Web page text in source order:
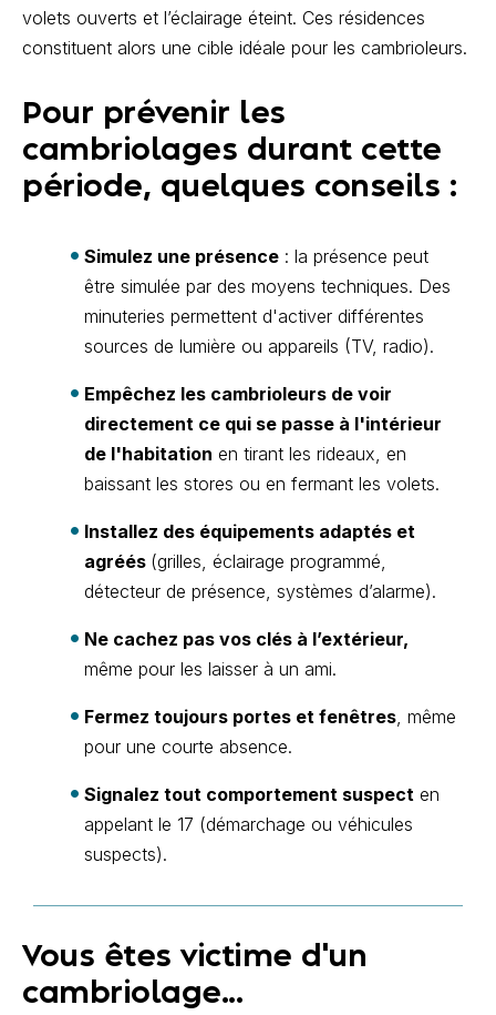
volets ouverts et l’éclairage éteint. Ces résidences
constituent alors une cible idéale pour les cambrioleurs.
Pour prévenir les
cambriolages durant cette
période, quelques conseils :
Simulez une présence : la présence peut
être simulée par des moyens techniques. Des
minuteries permettent d'activer différentes
sources de lumière ou appareils (TV, radio).
Empêchez les cambrioleurs de voir
directement ce qui se passe à l'intérieur
de l'habitation en tirant les rideaux, en
baissant les stores ou en fermant les volets.
Installez des équipements adaptés et
agréés (grilles, éclairage programmé,
détecteur de présence, systèmes d’alarme).
Ne cachez pas vos clés à l’extérieur,
même pour les laisser à un ami.
Fermez toujours portes et fenêtres , même
pour une courte absence.
Signalez tout comportement suspect en
appelant le 17 (démarchage ou véhicules
suspects).
Vous êtes victime d'un
cambriolage...